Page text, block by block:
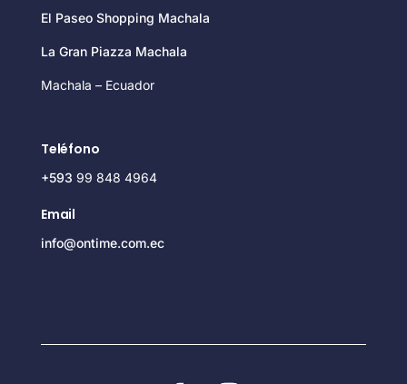
El Paseo Shopping Machala
La Gran Piazza Machala
Machala – Ecuador
Teléfono
+593 99 848 4964
Email
info@ontime.com.ec